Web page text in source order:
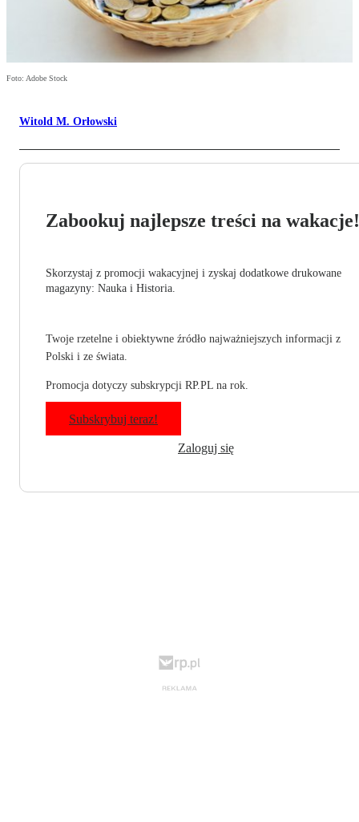
Foto: Adobe Stock
Witold M. Orłowski
Zabookuj najlepsze treści na wakacje!
Skorzystaj z promocji wakacyjnej i zyskaj dodatkowe drukowane
magazyny: Nauka i Historia.
Twoje rzetelne i obiektywne źródło najważniejszych informacji z
Polski i ze świata.
Promocja dotyczy subskrypcji RP.PL na rok.
Subskrybuj teraz!
Zaloguj się